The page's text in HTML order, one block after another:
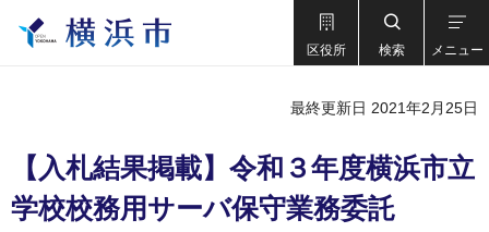
区役所 検索 メニュー
最終更新日 2021年2月25日
【入札結果掲載】令和３年度横浜市立
学校校務用サーバ保守業務委託